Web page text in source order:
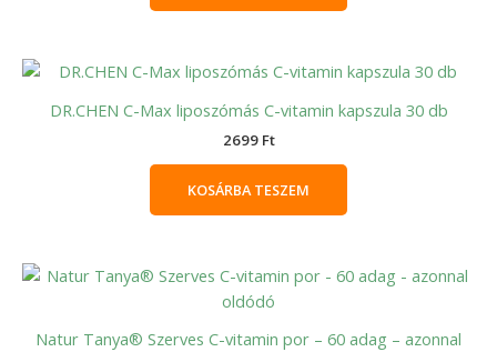
DR.CHEN C-Max liposzómás C-vitamin kapszula 30 db
2699 Ft
KOSÁRBA TESZEM
Natur Tanya® Szerves C-vitamin por – 60 adag – azonnal